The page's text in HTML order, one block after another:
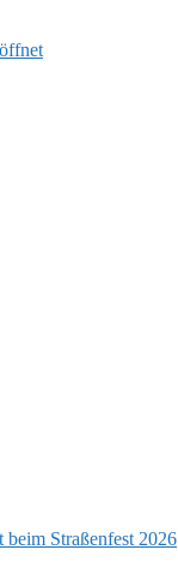
Straßenfest 2026